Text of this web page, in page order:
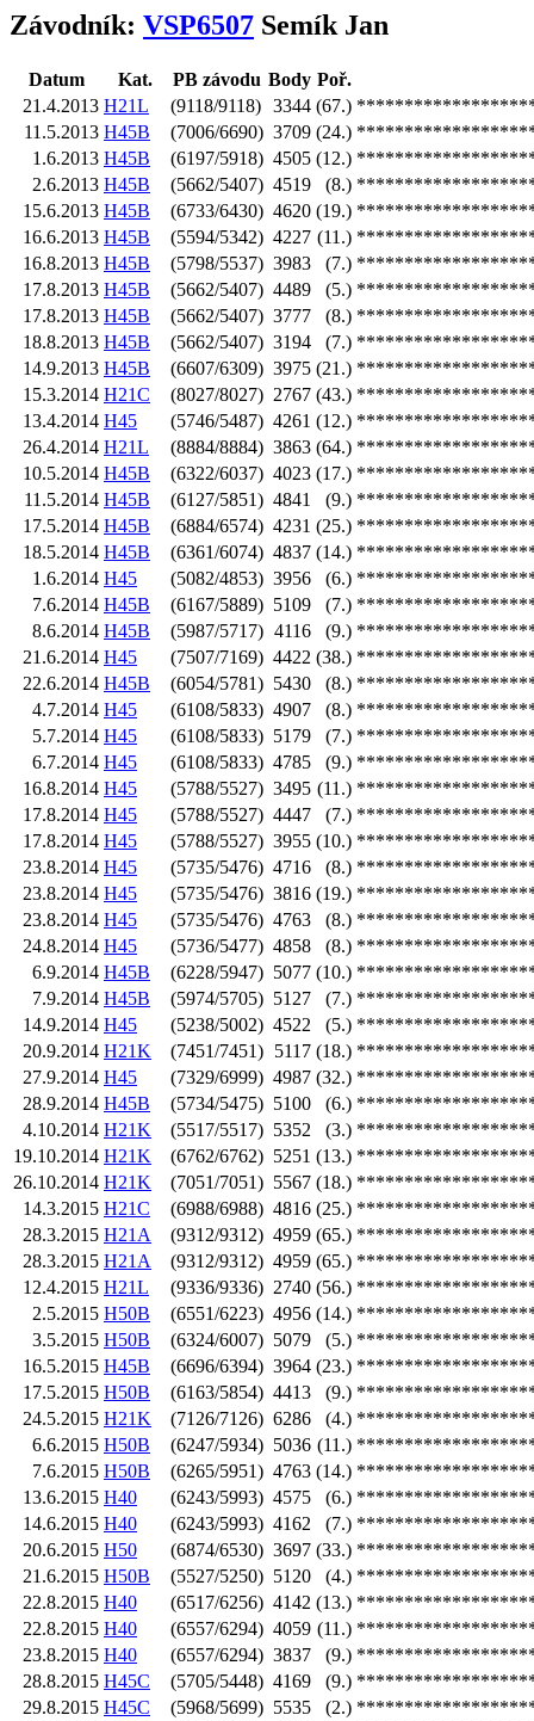
Závodník: VSP6507 Semík Jan
Datum Kat. PB závodu Body Poř.
21.4.2013 H21L (9118/9118) 3344 (67.)
11.5.2013 H45B (7006/6690) 3709 (24.)
1.6.2013 H45B (6197/5918) 4505 (12.)
2.6.2013 H45B (5662/5407) 4519 (8.)
15.6.2013 H45B (6733/6430) 4620 (19.)
16.6.2013 H45B (5594/5342) 4227 (11.)
16.8.2013 H45B (5798/5537) 3983 (7.)
17.8.2013 H45B (5662/5407) 4489 (5.)
17.8.2013 H45B (5662/5407) 3777 (8.)
18.8.2013 H45B (5662/5407) 3194 (7.)
14.9.2013 H45B (6607/6309) 3975 (21.)
15.3.2014 H21C (8027/8027) 2767 (43.)
13.4.2014 H45 (5746/5487) 4261 (12.)
26.4.2014 H21L (8884/8884) 3863 (64.)
10.5.2014 H45B (6322/6037) 4023 (17.)
11.5.2014 H45B (6127/5851) 4841 (9.)
17.5.2014 H45B (6884/6574) 4231 (25.)
18.5.2014 H45B (6361/6074) 4837 (14.)
1.6.2014 H45 (5082/4853) 3956 (6.)
7.6.2014 H45B (6167/5889) 5109 (7.)
8.6.2014 H45B (5987/5717) 4116 (9.)
21.6.2014 H45 (7507/7169) 4422 (38.)
22.6.2014 H45B (6054/5781) 5430 (8.)
4.7.2014 H45 (6108/5833) 4907 (8.)
5.7.2014 H45 (6108/5833) 5179 (7.)
6.7.2014 H45 (6108/5833) 4785 (9.)
16.8.2014 H45 (5788/5527) 3495 (11.)
17.8.2014 H45 (5788/5527) 4447 (7.)
17.8.2014 H45 (5788/5527) 3955 (10.)
23.8.2014 H45 (5735/5476) 4716 (8.)
23.8.2014 H45 (5735/5476) 3816 (19.)
23.8.2014 H45 (5735/5476) 4763 (8.)
24.8.2014 H45 (5736/5477) 4858 (8.)
6.9.2014 H45B (6228/5947) 5077 (10.)
7.9.2014 H45B (5974/5705) 5127 (7.)
14.9.2014 H45 (5238/5002) 4522 (5.)
20.9.2014 H21K (7451/7451) 5117 (18.)
27.9.2014 H45 (7329/6999) 4987 (32.)
28.9.2014 H45B (5734/5475) 5100 (6.)
4.10.2014 H21K (5517/5517) 5352 (3.)
19.10.2014 H21K (6762/6762) 5251 (13.)
26.10.2014 H21K (7051/7051) 5567 (18.)
14.3.2015 H21C (6988/6988) 4816 (25.)
28.3.2015 H21A (9312/9312) 4959 (65.)
28.3.2015 H21A (9312/9312) 4959 (65.)
12.4.2015 H21L (9336/9336) 2740 (56.)
2.5.2015 H50B (6551/6223) 4956 (14.)
3.5.2015 H50B (6324/6007) 5079 (5.)
16.5.2015 H45B (6696/6394) 3964 (23.)
17.5.2015 H50B (6163/5854) 4413 (9.)
24.5.2015 H21K (7126/7126) 6286 (4.)
6.6.2015 H50B (6247/5934) 5036 (11.)
7.6.2015 H50B (6265/5951) 4763 (14.)
13.6.2015 H40 (6243/5993) 4575 (6.)
14.6.2015 H40 (6243/5993) 4162 (7.)
20.6.2015 H50 (6874/6530) 3697 (33.)
21.6.2015 H50B (5527/5250) 5120 (4.)
22.8.2015 H40 (6517/6256) 4142 (13.)
22.8.2015 H40 (6557/6294) 4059 (11.)
23.8.2015 H40 (6557/6294) 3837 (9.)
28.8.2015 H45C (5705/5448) 4169 (9.)
29.8.2015 H45C (5968/5699) 5535 (2.)